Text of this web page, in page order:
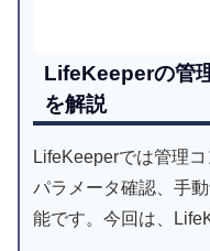
LifeKeeperの管
を解説
LifeKeeperでは管理
パラメータ確認、手
能です。今回は、